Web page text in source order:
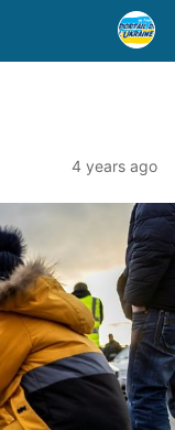
4 years ago